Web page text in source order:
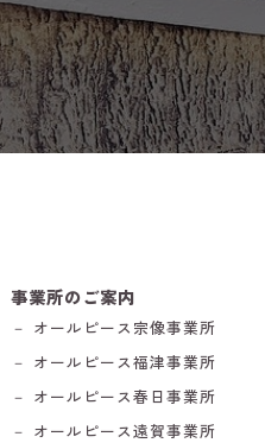
事業所のご案内
－ オールピース宗像事業所
－ オールピース福津事業所
－ オールピース春日事業所
－ オールピース遠賀事業所